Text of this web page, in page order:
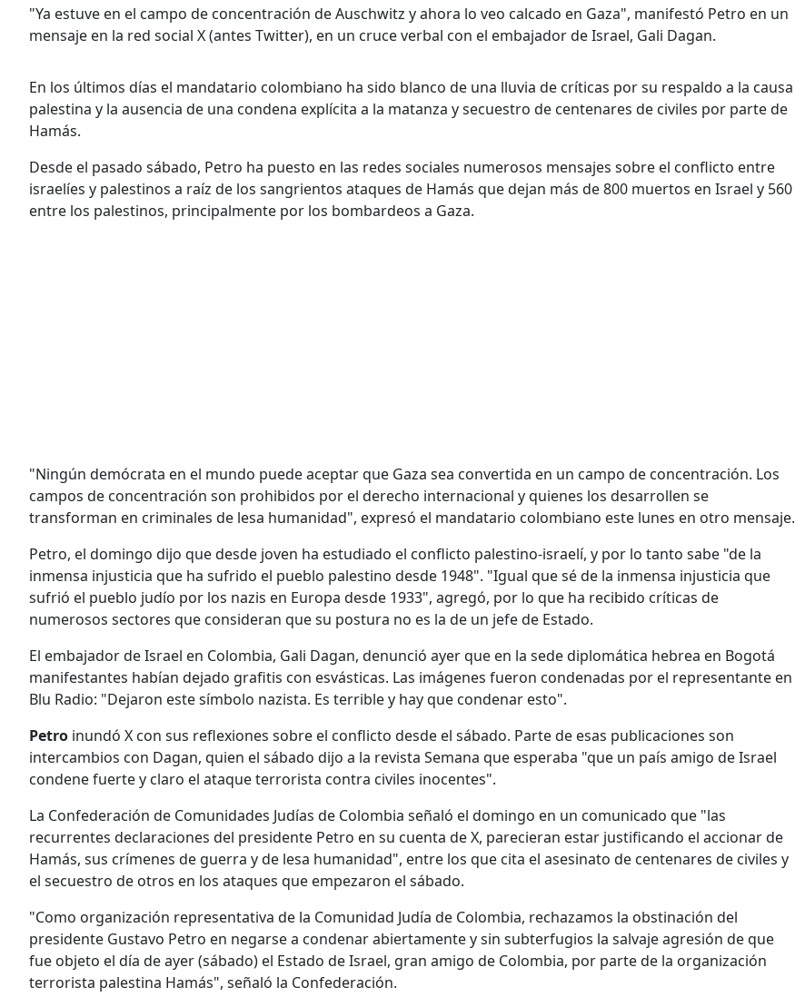
"Ya estuve en el campo de concentración de Auschwitz y ahora lo veo calcado en Gaza", manifestó Petro en un
mensaje en la red social X (antes Twitter), en un cruce verbal con el embajador de Israel, Gali Dagan.
En los últimos días el mandatario colombiano ha sido blanco de una lluvia de críticas por su respaldo a la causa
palestina y la ausencia de una condena explícita a la matanza y secuestro de centenares de civiles por parte de
Hamás.
Desde el pasado sábado, Petro ha puesto en las redes sociales numerosos mensajes sobre el conflicto entre
israelíes y palestinos a raíz de los sangrientos ataques de Hamás que dejan más de 800 muertos en Israel y 560
entre los palestinos, principalmente por los bombardeos a Gaza.
"Ningún demócrata en el mundo puede aceptar que Gaza sea convertida en un campo de concentración. Los
campos de concentración son prohibidos por el derecho internacional y quienes los desarrollen se
transforman en criminales de lesa humanidad", expresó el mandatario colombiano este lunes en otro mensaje.
Petro, el domingo dijo que desde joven ha estudiado el conflicto palestino-israelí, y por lo tanto sabe "de la
inmensa injusticia que ha sufrido el pueblo palestino desde 1948". "Igual que sé de la inmensa injusticia que
sufrió el pueblo judío por los nazis en Europa desde 1933", agregó, por lo que ha recibido críticas de
numerosos sectores que consideran que su postura no es la de un jefe de Estado.
El embajador de Israel en Colombia, Gali Dagan, denunció ayer que en la sede diplomática hebrea en Bogotá
manifestantes habían dejado grafitis con esvásticas. Las imágenes fueron condenadas por el representante en
Blu Radio: "Dejaron este símbolo nazista. Es terrible y hay que condenar esto".
Petro inundó X con sus reflexiones sobre el conflicto desde el sábado. Parte de esas publicaciones son
intercambios con Dagan, quien el sábado dijo a la revista Semana que esperaba "que un país amigo de Israel
condene fuerte y claro el ataque terrorista contra civiles inocentes".
La Confederación de Comunidades Judías de Colombia señaló el domingo en un comunicado que "las
recurrentes declaraciones del presidente Petro en su cuenta de X, parecieran estar justificando el accionar de
Hamás, sus crímenes de guerra y de lesa humanidad", entre los que cita el asesinato de centenares de civiles y
el secuestro de otros en los ataques que empezaron el sábado.
"Como organización representativa de la Comunidad Judía de Colombia, rechazamos la obstinación del
presidente Gustavo Petro en negarse a condenar abiertamente y sin subterfugios la salvaje agresión de que
fue objeto el día de ayer (sábado) el Estado de Israel, gran amigo de Colombia, por parte de la organización
terrorista palestina Hamás", señaló la Confederación.